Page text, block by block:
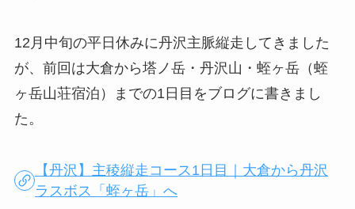
12月中旬の平日休みに丹沢主脈縦走してきました
が、前回は大倉から塔ノ岳・丹沢山・蛭ヶ岳（蛭
ヶ岳山荘宿泊）までの1日目をブログに書きまし
た。
【丹沢】主稜縦走コース1日目｜大倉から丹沢
ラスボス「蛭ヶ岳」へ